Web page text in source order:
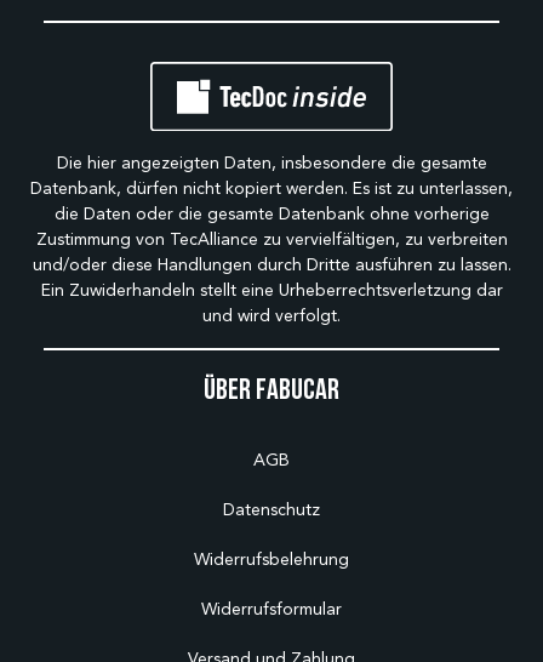
Über Fabucar
AGB
Datenschutz
Widerrufsbelehrung
Widerrufsformular
Die hier angezeigten Daten, insbesondere die gesamte
Datenbank, dürfen nicht kopiert werden. Es ist zu unterlassen,
die Daten oder die gesamte Datenbank ohne vorherige
Zustimmung von TecAlliance zu vervielfältigen, zu verbreiten
und/oder diese Handlungen durch Dritte ausführen zu lassen.
Ein Zuwiderhandeln stellt eine Urheberrechtsverletzung dar
und wird verfolgt.